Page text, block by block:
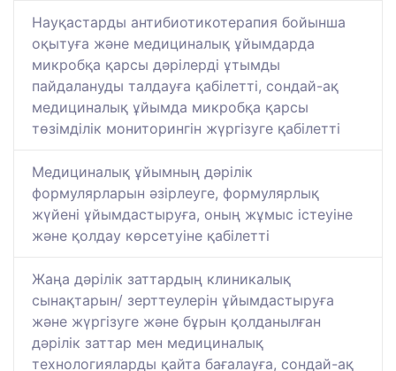
Науқастарды антибиотикотерапия бойынша
оқытуға және медициналық ұйымдарда
микробқа қарсы дәрілерді ұтымды
пайдалануды талдауға қабілетті, сондай-ақ
медициналық ұйымда микробқа қарсы
төзімділік мониторингін жүргізуге қабілетті
Медициналық ұйымның дәрілік
формулярларын әзірлеуге, формулярлық
жүйені ұйымдастыруға, оның жұмыс істеуіне
және қолдау көрсетуіне қабілетті
Жаңа дәрілік заттардың клиникалық
сынақтарын/ зерттеулерін ұйымдастыруға
және жүргізуге және бұрын қолданылған
дәрілік заттар мен медициналық
технологияларды қайта бағалауға, сондай-ақ